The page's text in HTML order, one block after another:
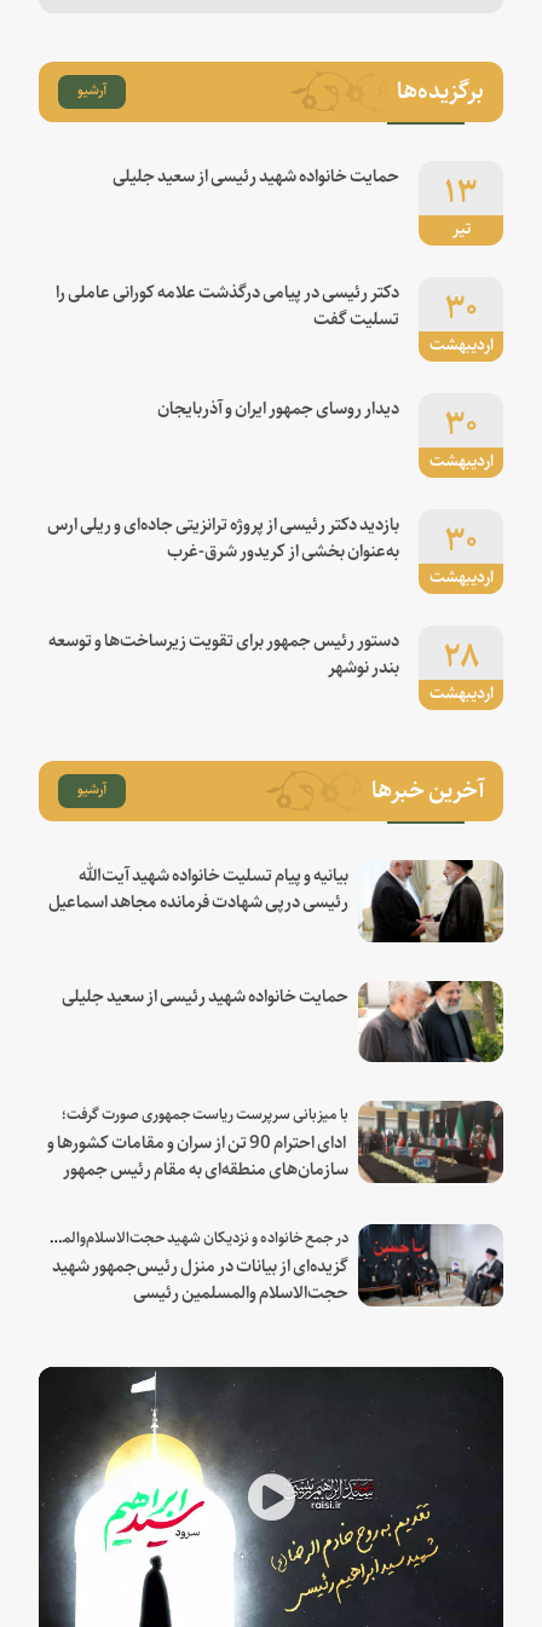
برگزیده‌ها آرشیو
تیر
۱۳ حمایت خانواده شهید رئیسی از سعید جلیلی
اردیبهشت
۳۰
دکتر رئیسی در پیامی درگذشت علامه کورانی عاملی را
تسلیت گفت
اردیبهشت
۳۰ دیدار روسای جمهور ایران و آذربایجان
اردیبهشت
۳۰
بازدید دکتر رئیسی از پروژه ترانزیتی جاده‌ای و ریلی ارس
به‌عنوان بخشی از کریدور شرق-غرب
اردیبهشت
۲۸
دستور رئیس جمهور برای تقویت زیرساخت‌ها و توسعه
بندر نوشهر
آخرین خبرها آرشیو
بیانیه و پیام تسلیت خانواده شهید آیت‌الله
رئیسی درپی شهادت فرمانده مجاهد اسماعیل
حمایت خانواده شهید رئیسی از سعید جلیلی
با میزبانی سرپرست ریاست جمهوری صورت گرفت؛
ادای احترام 90 تن از سران و مقامات کشورها و
سازمان‌های منطقه‌ای به مقام رئیس جمهور
در جمع خانواده و نزدیکان شهید حجت‌الاسلام‌والمسلمین رئیسی:
گزیده‌ای از بیانات در منزل رئیس‌جمهور شهید
حجت‌الاسلام والمسلمین رئیسی
Play